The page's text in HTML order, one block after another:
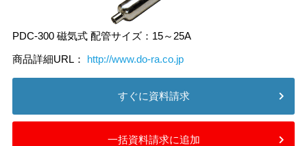
PDC-300 磁気式 配管サイズ：15～25A
商品詳細URL： http://www.do-ra.co.jp
すぐに資料請求
一括資料請求に追加